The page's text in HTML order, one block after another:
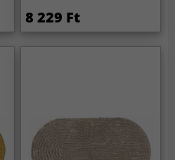
8 229 Ft